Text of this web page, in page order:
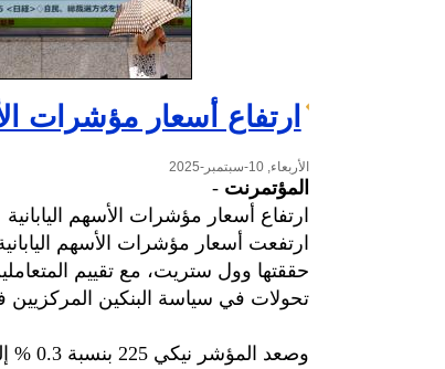
ارتفاع أسعار مؤشرات
الأربعاء, 10-سبتمبر-2025
المؤتمرنت -
ارتفاع أسعار مؤشرات الأسهم اليابانية
ارتفعت أسعار مؤشرات الأسهم
حققتها وول ستريت، مع تقييم
تحولات في سياسة البنكين المركزيين